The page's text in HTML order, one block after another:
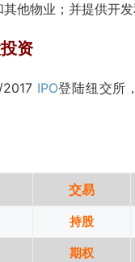
他物业；并提供开发
资
IPO登陆纽交所
交易
持股
期权